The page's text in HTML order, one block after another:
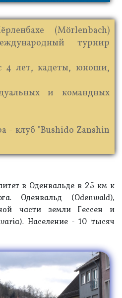
(Mörlenbach)
турнир
4 лет, кадеты, юноши,
и командных
- клуб "Bushido Zanshin
в Оденвальде в 25 км к
Оденвальд (Odenwald),
части земли Гессен и
Население - 10 тысяч